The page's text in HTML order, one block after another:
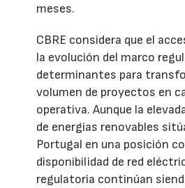
meses.
CBRE considera que el
la evolución del marco
determinantes para
volumen de proyectos en
operativa. Aunque la
de energías renovables
Portugal en una posición
disponibilidad de red
regulatoria continúan